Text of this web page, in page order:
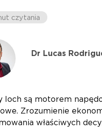
czytania
Dr Lucas
loch są motorem
Zrozumienie
właściwych